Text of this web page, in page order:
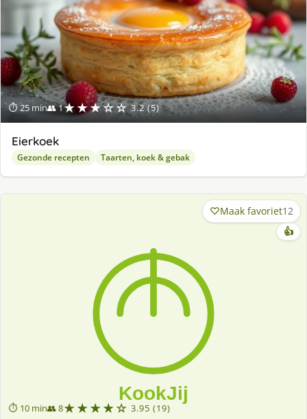
⏱ 25 min👥 1★★★☆☆ 3.2 (5)
Eierkoek
Gezonde recepten Taarten, koek & gebak
⏱ 10 min👥 8★★★★☆ 3.95 (19)
Maak favoriet12
👍